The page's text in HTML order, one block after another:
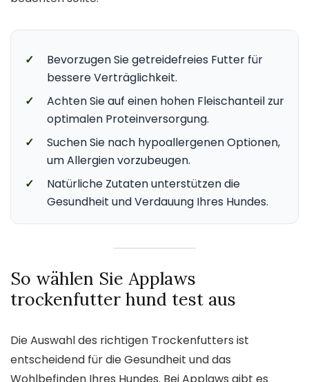
✓
Bevorzugen Sie getreidefreies Futter für
bessere Verträglichkeit.
✓
Achten Sie auf einen hohen Fleischanteil zur
optimalen Proteinversorgung.
✓
Suchen Sie nach hypoallergenen Optionen,
um Allergien vorzubeugen.
✓
Natürliche Zutaten unterstützen die
Gesundheit und Verdauung Ihres Hundes.
So wählen Sie Applaws
trockenfutter hund test aus
Die Auswahl des richtigen Trockenfutters ist
entscheidend für die Gesundheit und das